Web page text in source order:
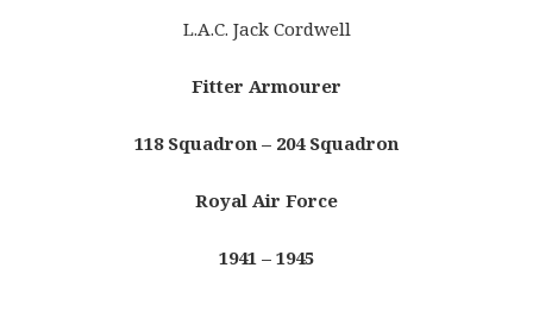
L.A.C. Jack Cordwell
Fitter Armourer
118 Squadron – 204 Squadron
Royal Air Force
1941 – 1945